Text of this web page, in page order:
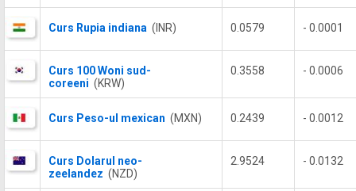
Curs Rupia indiana (INR) 0.0579 - 0.0001
Curs 100 Woni sud-
coreeni (KRW)
0.3558 - 0.0006
Curs Peso-ul mexican (MXN) 0.2439 - 0.0012
Curs Dolarul neo-
zeelandez (NZD)
2.9524 - 0.0132